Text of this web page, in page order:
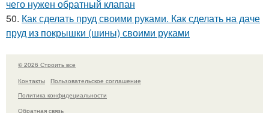
чего нужен обратный клапан
50. Как сделать пруд своими руками. Как сделать на даче
пруд из покрышки (шины) своими руками
© 2026 Строить все
Контакты
Пользовательское соглашение
Политика конфидециальности
Обратная связь